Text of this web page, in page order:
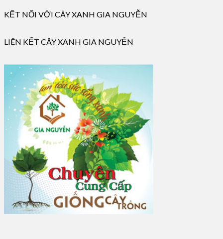
KẾT NỐI VỚI CÂY XANH GIA NGUYỄN
LIÊN KẾT CÂY XANH GIA NGUYỄN